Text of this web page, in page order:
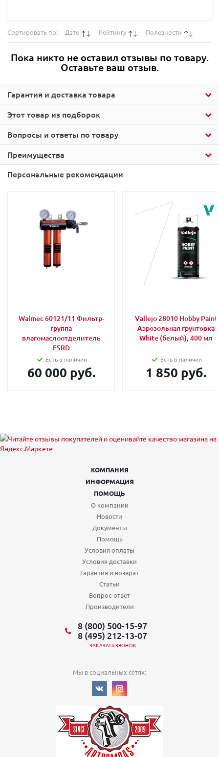
Этот товар из подборок
Гарантия и доставка товара
Сортировать по: Дате Рейтингу Полезности
Пока никто не оставил отзывы по товару.
Оставьте ваш отзыв.
Вопросы и ответы по товару
Преимущества
Персональные рекомендации
Walmec 60121/11 Фильтр-
группа
влагомаслоотделитель
FSRD
Есть в наличии
60 000 руб.
Vallejo 28010 Hobby Paint
Аэрозольная грунтовка
White (белый), 400 мл
Есть в наличии
1 850 руб.
КОМПАНИЯ
ИНФОРМАЦИЯ
ПОМОЩЬ
О компании
Новости
Документы
Помощь
Условия оплаты
Условия доставки
Гарантия и возврат
Статьи
Вопрос-ответ
Производители
8 (800) 500-15-97
8 (495) 212-13-07
ЗАКАЗАТЬ ЗВОНОК
Мы в социальных сетях: